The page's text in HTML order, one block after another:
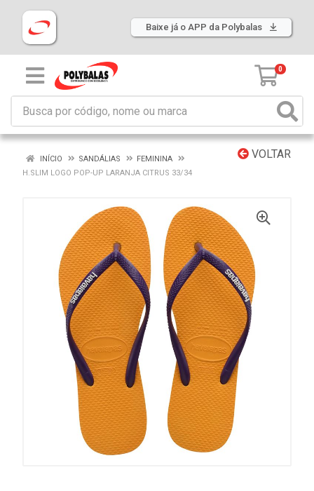
Baixe já o APP da Polybalas
0
VOLTAR
INÍCIO SANDÁLIAS
FEMININA
H.SLIM LOGO POP-UP LARANJA CITRUS 33/34